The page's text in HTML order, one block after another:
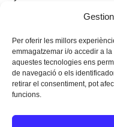
Per oferir les millors
emmagatzemar i/o accedir a
aquestes tecnologies ens
de navegació o els
retirar el consentiment, pot
funcions.